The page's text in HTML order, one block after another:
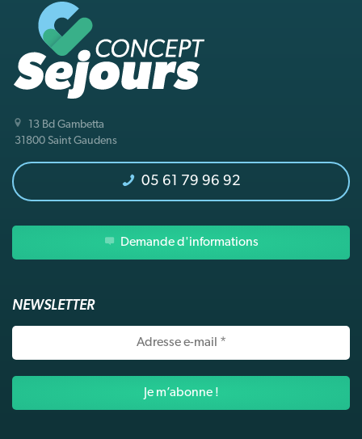
13 Bd Gambetta
31800 Saint Gaudens
05 61 79 96 92
Demande d'informations
NEWSLETTER